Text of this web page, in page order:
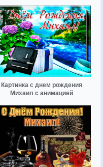
Картинка с днем рождения
Михаил с анимацией